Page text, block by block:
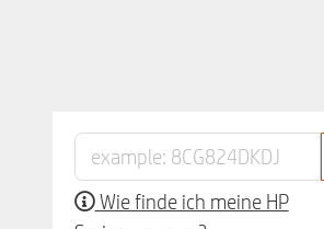
Wie finde ich meine HP